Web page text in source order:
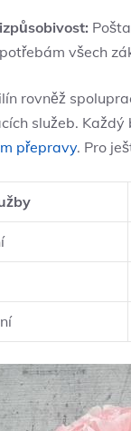
všech
rovněž
služeb.
přepravy. Pro